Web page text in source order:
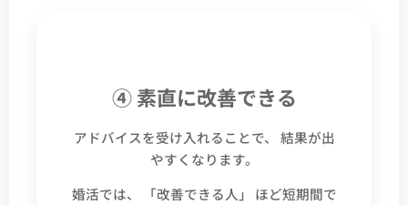
④ 素直に改善できる
アドバイスを受け入れることで、 結果が出
やすくなります。
婚活では、 「改善できる人」 ほど短期間で